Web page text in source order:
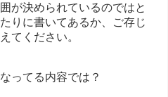
が決められているのではと
りに書いてあるか、ご存じ
てください。
ってる内容では？